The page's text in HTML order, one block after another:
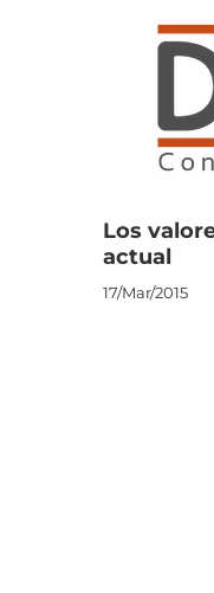
Los
actual
17/Mar/2015